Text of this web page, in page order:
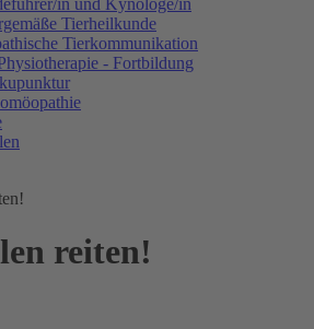
in und Kynologe/in
Tierheilkunde
Tierkommunikation
- Fortbildung
reiten!